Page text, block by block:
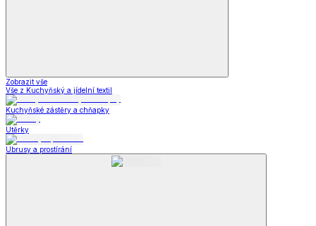
Zobrazit vše
Vše z Kuchyňský a jídelní textil
Kuchyňské zástěry a chňapky
Utěrky
Ubrusy a prostírání